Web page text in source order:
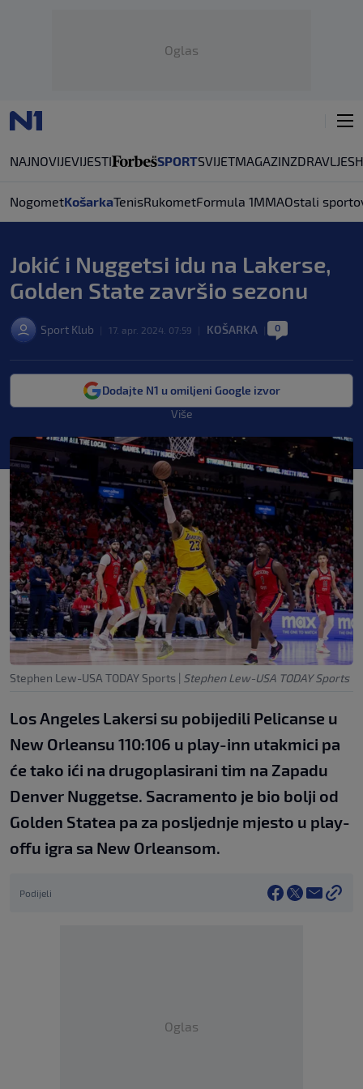
Oglas
NAJNOVIJEVIJESTI SPORTSVIJETMAGAZINZDRAVLJE
NogometKošarkaTenisRukometFormula 1MMAOstali
Jokić i Nuggetsi idu na Lakerse,
Golden State završio sezonu
Sport Klub 17. apr. 2024. 07:59 KOŠARKA 0
Dodajte N1 u omiljeni Google izvor
Više
Stephen Lew-USA TODAY Sports | Stephen Lew-USA TODAY Sports
Los Angeles Lakersi su pobijedili Pelicanse u
New Orleansu 110:106 u play-inn utakmici pa
će tako ići na drugoplasirani tim na Zapadu
Denver Nuggetse. Sacramento je bio bolji od
Golden Statea pa za posljednje mjesto u play-
offu igra sa New Orleansom.
Podijeli
Oglas